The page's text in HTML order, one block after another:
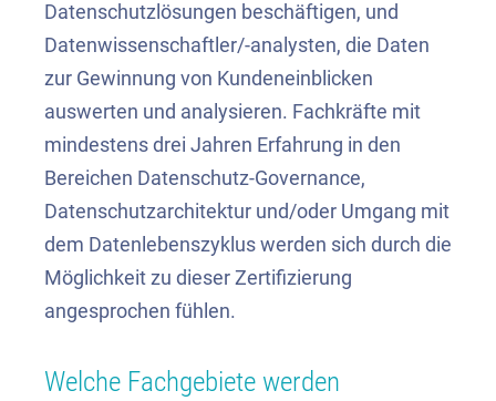
Datenschutzlösungen beschäftigen, und
Datenwissenschaftler/-analysten, die Daten
zur Gewinnung von Kundeneinblicken
auswerten und analysieren. Fachkräfte mit
mindestens drei Jahren Erfahrung in den
Bereichen Datenschutz-Governance,
Datenschutzarchitektur und/oder Umgang mit
dem Datenlebenszyklus werden sich durch die
Möglichkeit zu dieser Zertifizierung
angesprochen fühlen.
Welche Fachgebiete werden